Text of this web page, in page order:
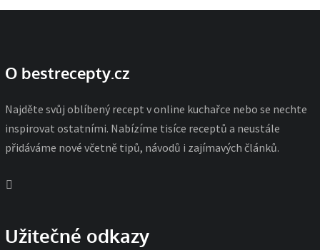
O bestrecepty.cz
Najděte svůj oblíbený recept v online kuchařce nebo se nechte
inspirovat ostatními. Nabízíme tisíce receptů a neustále
přidáváme nové včetně tipů, návodů i zajímavých článků.
Užitečné odkazy